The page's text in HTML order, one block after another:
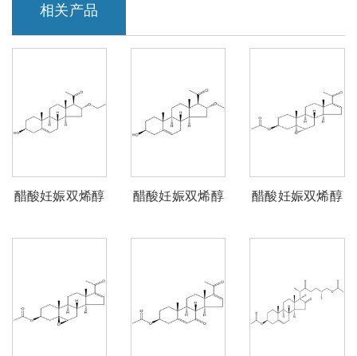
相关产品
醋酸妊娠双烯醇
醋酸妊娠双烯醇
醋酸妊娠双烯醇